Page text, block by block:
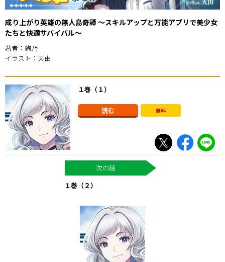
成り上がり英雄の無人島奇譚 ～スキルアップと万能アプリで美少女
たちと快適サバイバル～
著者：絢乃
イラスト：天由
１巻（１）
読む 無料
１巻（２）